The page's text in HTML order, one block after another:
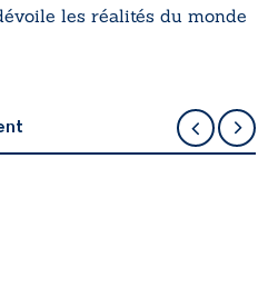
les réalités du monde